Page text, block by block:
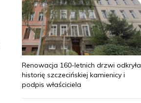
Renowacja 160-letnich drzwi odkryła
historię szczecińskiej kamienicy i
podpis właściciela